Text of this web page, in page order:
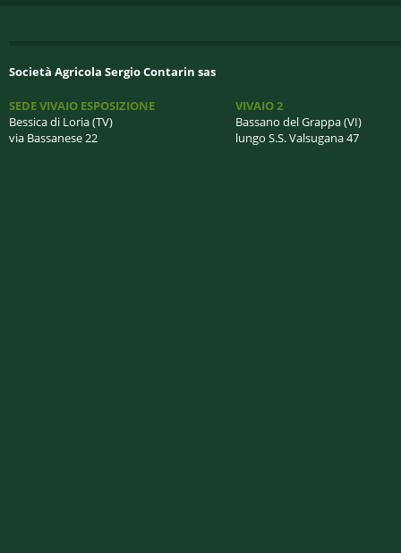
Società Agricola Sergio Contarin sas
SEDE VIVAIO ESPOSIZIONE
Bessica di Loria (TV)
via Bassanese 22
VIVAIO 2
Bassano del Grappa (VI)
lungo S.S. Valsugana 47